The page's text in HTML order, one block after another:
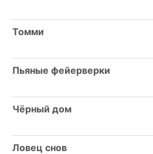
Томми
Пьяные фейерверки
Чёрный дом
Ловец снов